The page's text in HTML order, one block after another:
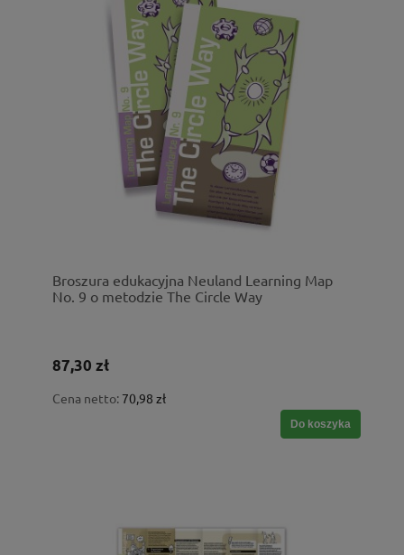
Broszura edukacyjna Neuland Learning Map
No. 9 o metodzie The Circle Way
87,30 zł
Cena netto: 70,98 zł
Do koszyka